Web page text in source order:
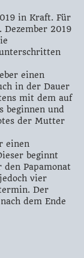
in Kraft. Für
2019
einen
in der Dauer
mit dem auf
beginnen und
der Mutter
einen
beginnt
Papamonat
vier
Der
dem Ende